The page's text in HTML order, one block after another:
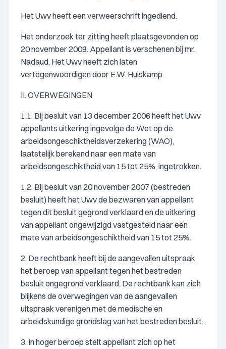
Het Uwv heeft een verweerschrift ingediend.
Het onderzoek ter zitting heeft plaatsgevonden op
20 november 2009. Appellant is verschenen bij mr.
Nadaud. Het Uwv heeft zich laten
vertegenwoordigen door E.W. Huiskamp.
II. OVERWEGINGEN
1.1. Bij besluit van 13 december 2006 heeft het Uwv
appellants uitkering ingevolge de Wet op de
arbeidsongeschiktheidsverzekering (WAO),
laatstelijk berekend naar een mate van
arbeidsongeschiktheid van 15 tot 25%, ingetrokken.
1.2. Bij besluit van 20 november 2007 (bestreden
besluit) heeft het Uwv de bezwaren van appellant
tegen dit besluit gegrond verklaard en de uitkering
van appellant ongewijzigd vastgesteld naar een
mate van arbeidsongeschiktheid van 15 tot 25%.
2. De rechtbank heeft bij de aangevallen uitspraak
het beroep van appellant tegen het bestreden
besluit ongegrond verklaard. De rechtbank kan zich
blijkens de overwegingen van de aangevallen
uitspraak verenigen met de medische en
arbeidskundige grondslag van het bestreden besluit.
3. In hoger beroep stelt appellant zich op het